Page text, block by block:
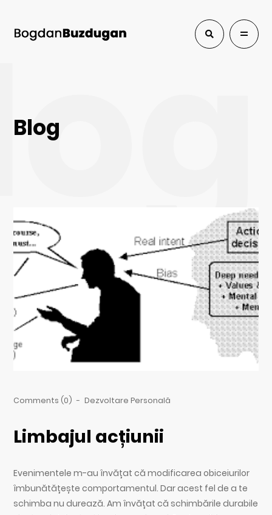
Blog
Comments (0) - Dezvoltare Personală
Limbajul acțiunii
Evenimentele m-au învățat că modificarea obiceiurilor
îmbunătățește comportamentul. Dar acest fel de a te
schimba nu durează. Am învățat că schimbările durabile